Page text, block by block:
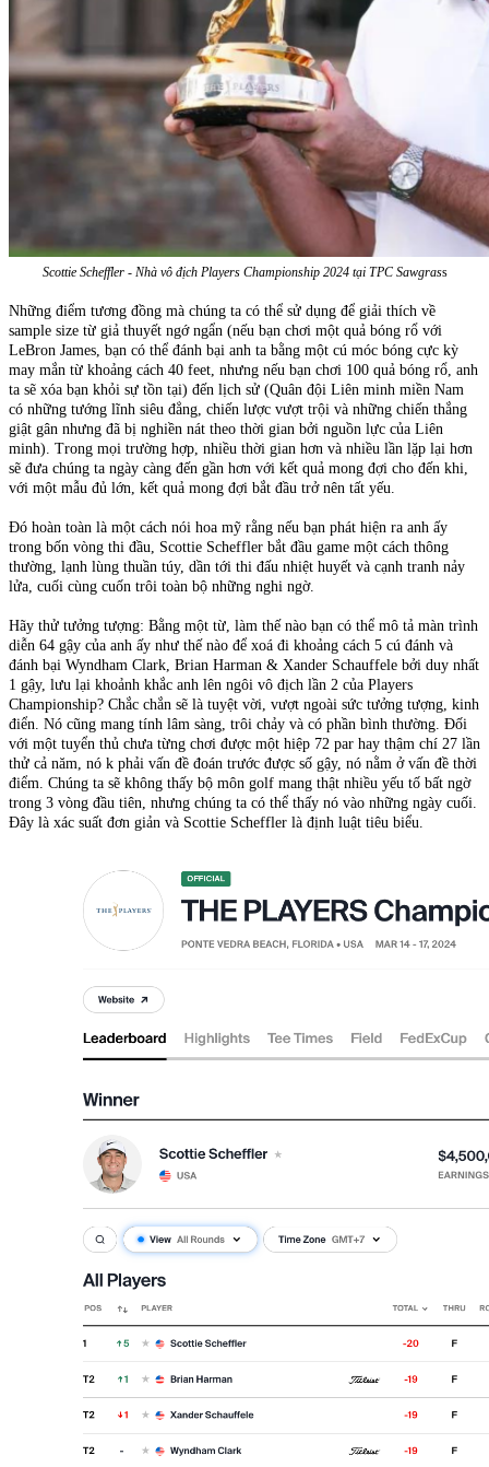
Scottie Scheffler - Nhà vô địch Players Championship 2024 tại TPC Sawgrass
Những điểm tương đồng mà chúng ta có thể sử dụng để giải thích về
sample size từ giả thuyết ngớ ngẩn (nếu bạn chơi một quả bóng rổ với
LeBron James, bạn có thể đánh bại anh ta bằng một cú móc bóng cực kỳ
may mắn từ khoảng cách 40 feet, nhưng nếu bạn chơi 100 quả bóng rổ, anh
ta sẽ xóa bạn khỏi sự tồn tại) đến lịch sử (Quân đội Liên minh miền Nam
có những tướng lĩnh siêu đẳng, chiến lược vượt trội và những chiến thắng
giật gân nhưng đã bị nghiền nát theo thời gian bởi nguồn lực của Liên
minh). Trong mọi trường hợp, nhiều thời gian hơn và nhiều lần lặp lại hơn
sẽ đưa chúng ta ngày càng đến gần hơn với kết quả mong đợi cho đến khi,
với một mẫu đủ lớn, kết quả mong đợi bắt đầu trở nên tất yếu.
Đó hoàn toàn là một cách nói hoa mỹ rằng nếu bạn phát hiện ra anh ấy
trong bốn vòng thi đầu, Scottie Scheffler bắt đầu game một cách thông
thường, lạnh lùng thuần túy, dần tới thi đấu nhiệt huyết và cạnh tranh nảy
lửa, cuối cùng cuốn trôi toàn bộ những nghi ngờ.
Hãy thử tưởng tượng: Bằng một từ, làm thế nào bạn có thể mô tả màn trình
diễn 64 gậy của anh ấy như thế nào để xoá đi khoảng cách 5 cú đánh và
đánh bại Wyndham Clark, Brian Harman & Xander Schauffele bởi duy nhất
1 gậy, lưu lại khoảnh khắc anh lên ngôi vô địch lần 2 của Players
Championship? Chắc chắn sẽ là tuyệt vời, vượt ngoài sức tưởng tượng, kinh
điển. Nó cũng mang tính lâm sàng, trôi chảy và có phần bình thường. Đối
với một tuyển thủ chưa từng chơi được một hiệp 72 par hay thậm chí 27 lần
thử cả năm, nó k phải vấn đề đoán trước được số gậy, nó nằm ở vấn đề thời
điểm. Chúng ta sẽ không thấy bộ môn golf mang thật nhiều yếu tố bất ngờ
trong 3 vòng đầu tiên, nhưng chúng ta có thể thấy nó vào những ngày cuối.
Đây là xác suất đơn giản và Scottie Scheffler là định luật tiêu biểu.